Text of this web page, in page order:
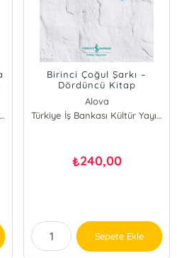
Türkiye İş Bankası Kültür Yayınları
Birinci Çoğul Şarkı –
Dördüncü Kitap
Alova
Türkiye İş Bankası Kültür Yayınları
₺240,00
Sepete Ekle